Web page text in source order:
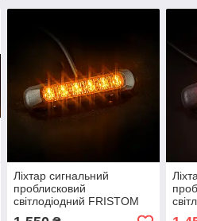
Ліхтар сигнальний
проблисковий
світлодіодний FRISTOM